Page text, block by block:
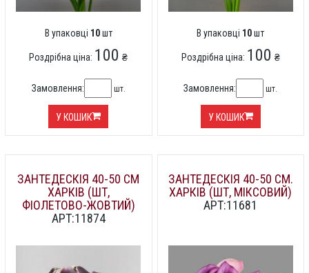
В упаковці 10шт
Роздрібна ціна: 100 ₴
Замовлення: шт.
У КОШИК
В упаковці 10шт
Роздрібна ціна: 100 ₴
Замовлення: шт.
У КОШИК
ЗАНТЕДЕСКІЯ 40-50 СМ
ХАРКІВ (ШТ,
ФІОЛЕТОВО-ЖОВТИЙ)
АРТ:11874
ЗАНТЕДЕСКІЯ 40-50 СМ.
ХАРКІВ (ШТ, МІКСОВИЙ)
АРТ:11681